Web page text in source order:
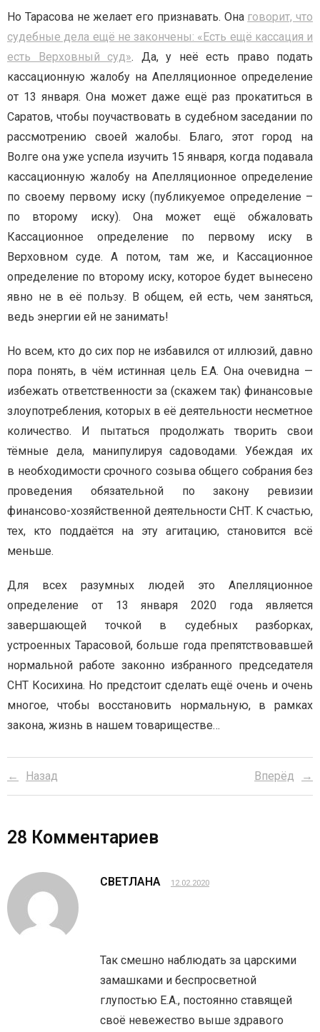
Но Тарасова не желает его признавать. Она говорит, что
судебные дела ещё не закончены: «Есть ещё кассация и
есть Верховный суд». Да, у неё есть право подать
кассационную жалобу на Апелляционное определение
от 13 января. Она может даже ещё раз прокатиться в
Саратов, чтобы поучаствовать в судебном заседании по
рассмотрению своей жалобы. Благо, этот город на
Волге она уже успела изучить 15 января, когда подавала
кассационную жалобу на Апелляционное определение
по своему первому иску (публикуемое определение –
по второму иску). Она может ещё обжаловать
Кассационное определение по первому иску в
Верховном суде. А потом, там же, и Кассационное
определение по второму иску, которое будет вынесено
явно не в её пользу. В общем, ей есть, чем заняться,
ведь энергии ей не занимать!
Но всем, кто до сих пор не избавился от иллюзий, давно
пора понять, в чём истинная цель Е.А. Она очевидна —
избежать ответственности за (скажем так) финансовые
злоупотребления, которых в её деятельности несметное
количество. И пытаться продолжать творить свои
тёмные дела, манипулируя садоводами. Убеждая их
в необходимости срочного созыва общего собрания без
проведения обязательной по закону ревизии
финансово-хозяйственной деятельности СНТ. К счастью,
тех, кто поддаётся на эту агитацию, становится всё
меньше.
Для всех разумных людей это Апелляционное
определение от 13 января 2020 года является
завершающей точкой в судебных разборках,
устроенных Тарасовой, больше года препятствовавшей
нормальной работе законно избранного председателя
СНТ Косихина. Но предстоит сделать ещё очень и очень
многое, чтобы восстановить нормальную, в рамках
закона, жизнь в нашем товариществе…
Назад Вперёд
28 Комментариев
СВЕТЛАНА 12.02.2020
Так смешно наблюдать за царскими
замашками и беспросветной
глупостью Е.А., постоянно ставящей
своё невежество выше здравого